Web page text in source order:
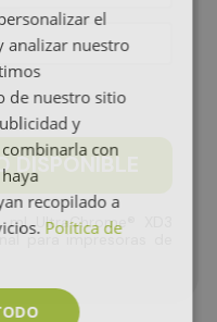
DISPONIBLE
UltraChrome® XD3
para impresoras de
el
analizar nuestro
de nuestro sitio
y
con
recopilado a
Política de